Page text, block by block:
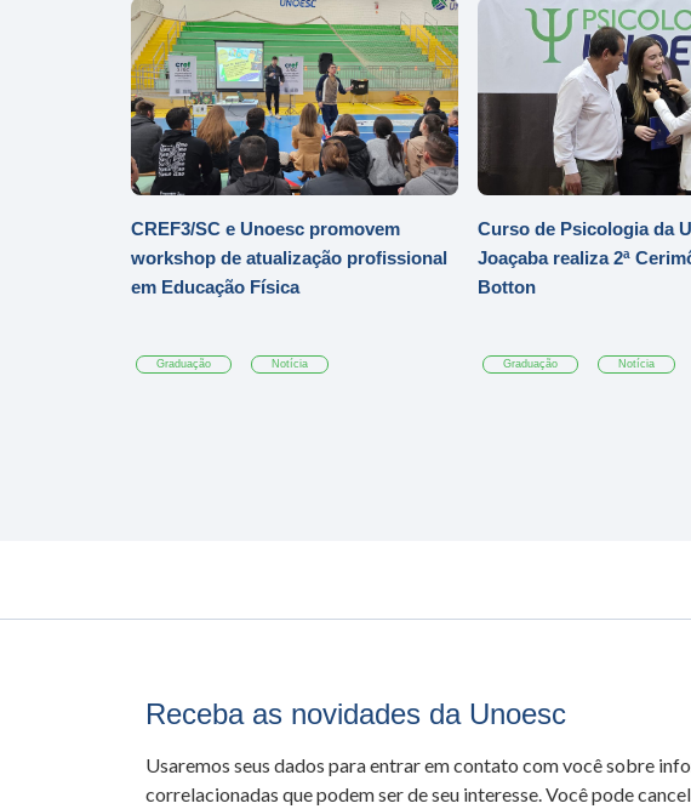
CREF3/SC e Unoesc promovem
workshop de atualização profissional
em Educação Física
Graduação Notícia
Curso de Psicologia da
Joaçaba realiza 2ª
Botton
Graduação Notícia
Receba as novidades da Unoesc
Usaremos seus dados para entrar em contato com você sobre
correlacionadas que podem ser de seu interesse. Você pode